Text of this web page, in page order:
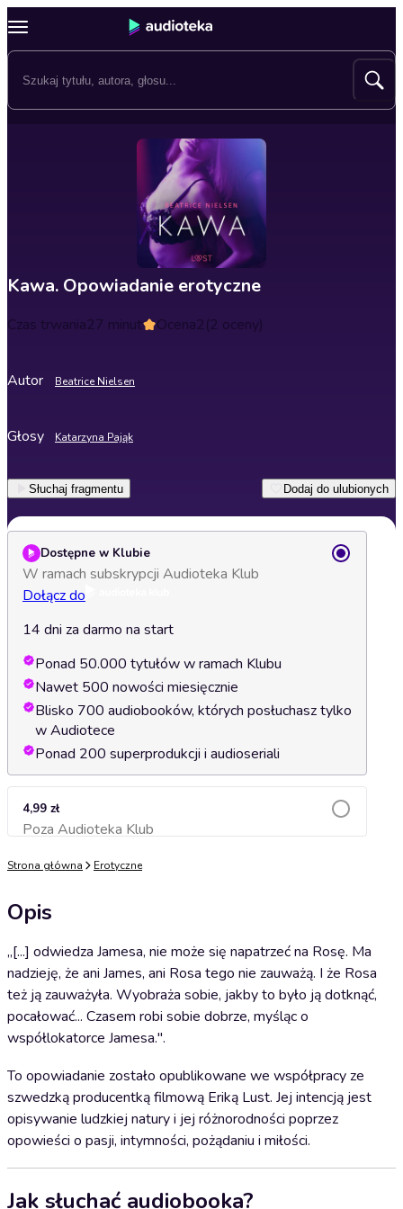
Kawa. Opowiadanie erotyczne
Czas trwania27 minut Ocena2(2 oceny)
Autor Beatrice Nielsen
Głosy Katarzyna Pająk
Słuchaj fragmentu Dodaj do ulubionych
Dostępne w Klubie
W ramach subskrypcji Audioteka Klub
Dołącz do
14 dni za darmo na start
Ponad 50.000 tytułów w ramach Klubu
Nawet 500 nowości miesięcznie
Blisko 700 audiobooków, których posłuchasz tylko
w Audiotece
Ponad 200 superprodukcji i audioseriali
4,99 zł
Poza Audioteka KlubDodaj do koszyka
Strona główna Erotyczne
Opis
„[...] odwiedza Jamesa, nie może się napatrzeć na Rosę. Ma
nadzieję, że ani James, ani Rosa tego nie zauważą. I że Rosa
też ją zauważyła. Wyobraża sobie, jakby to było ją dotknąć,
pocałować... Czasem robi sobie dobrze, myśląc o
współlokatorce Jamesa.".
To opowiadanie zostało opublikowane we współpracy ze
szwedzką producentką filmową Eriką Lust. Jej intencją jest
opisywanie ludzkiej natury i jej różnorodności poprzez
opowieści o pasji, intymności, pożądaniu i miłości.
Jak słuchać audiobooka?